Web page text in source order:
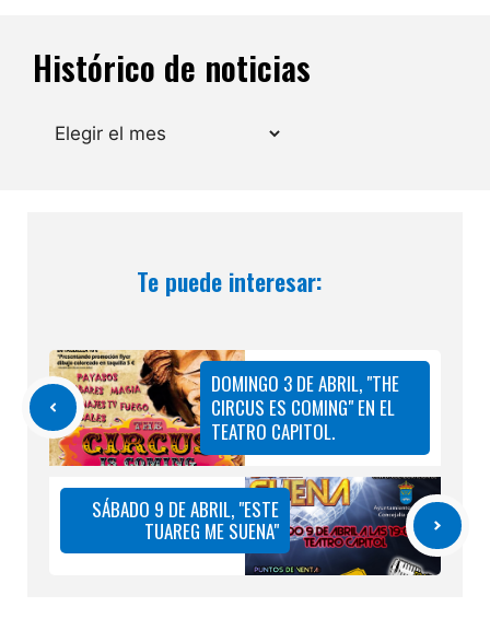
Histórico de noticias
Archivos
Te puede interesar:
DOMINGO 3 DE ABRIL, "THE
CIRCUS ES COMING" EN EL
TEATRO CAPITOL.
SÁBADO 9 DE ABRIL, "ESTE
TUAREG ME SUENA"